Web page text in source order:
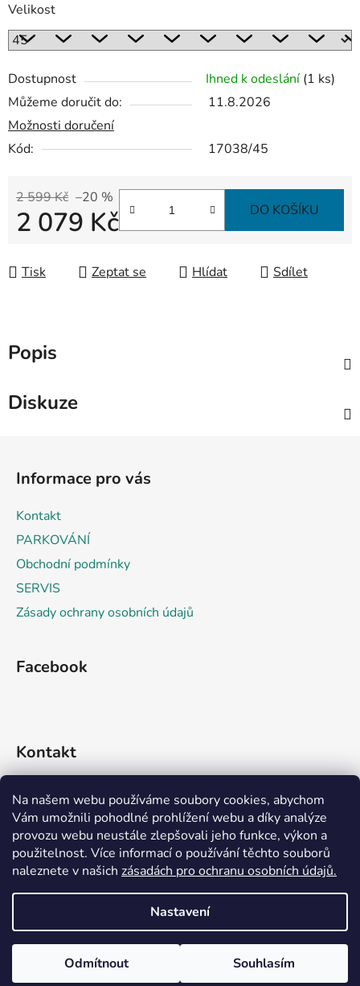
Na našem webu používáme soubory cookies, abychom
Vám umožnili pohodlné prohlížení webu a díky analýze
provozu webu neustále zlepšovali jeho funkce, výkon a
použitelnost. Více informací o používání těchto souborů
naleznete v našich zásadách pro ochranu osobních údajů.
Nastavení
Odmítnout Souhlasím
Velikost
Dostupnost Ihned k odeslání (1 ks)
Můžeme doručit do:
11.8.2026
Možnosti doručení
Kód:
17038/45
2 599 Kč –20 %
2 079 Kč DO KOŠÍKU
Tisk Zeptat se Hlídat Sdílet
Popis
Diskuze
Informace pro vás
Kontakt
PARKOVÁNÍ
Obchodní podmínky
SERVIS
Zásady ochrany osobních údajů
Facebook
Kontakt
info@rideko.cz
+420 721 360 992
Vytvořil Shoptet
Copyright 2026RIDEKO bike shop. Všechna práva